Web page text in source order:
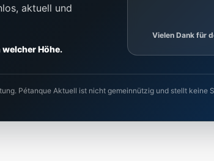
aktuell und
Höhe.
Vielen Dank für
Pétanque Aktuell ist nicht gemeinnützig und stellt keine